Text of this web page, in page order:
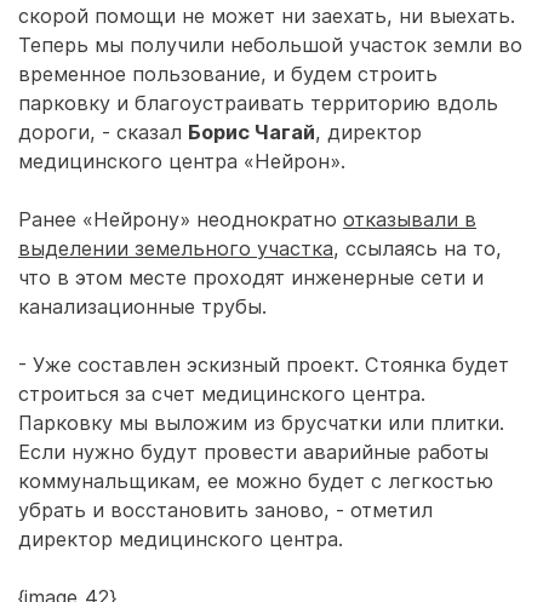
скорой помощи не может ни заехать, ни выехать.
Теперь мы получили небольшой участок земли во
временное пользование, и будем строить
парковку и благоустраивать территорию вдоль
дороги, - сказал Борис Чагай, директор
медицинского центра «Нейрон».
Ранее «Нейрону» неоднократно отказывали в
выделении земельного участка, ссылаясь на то,
что в этом месте проходят инженерные сети и
канализационные трубы.
- Уже составлен эскизный проект. Стоянка будет
строиться за счет медицинского центра.
Парковку мы выложим из брусчатки или плитки.
Если нужно будут провести аварийные работы
коммунальщикам, ее можно будет с легкостью
убрать и восстановить заново, - отметил
директор медицинского центра.
{image_42}